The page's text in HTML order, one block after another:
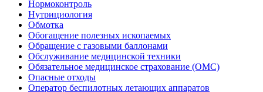
Нормоконтроль
Нутрициология
Обмотка
Обогащение полезных ископаемых
Обращение с газовыми баллонами
Обслуживание медицинской техники
Обязательное медицинское страхование (ОМС)
Опасные отходы
Оператор беспилотных летающих аппаратов